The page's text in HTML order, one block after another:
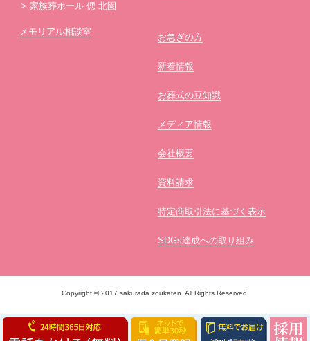
家族葬ホール 偲 北園
メモリアル相談室
お急ぎの方
新着情報
お葬式の豆知識
メディア情報
会社概要
資料請求
特定商取引法に基づく表示
SDGs達成への取り組み
Copyright © 2017 sakurada zoukaten. All Rights Reserved.